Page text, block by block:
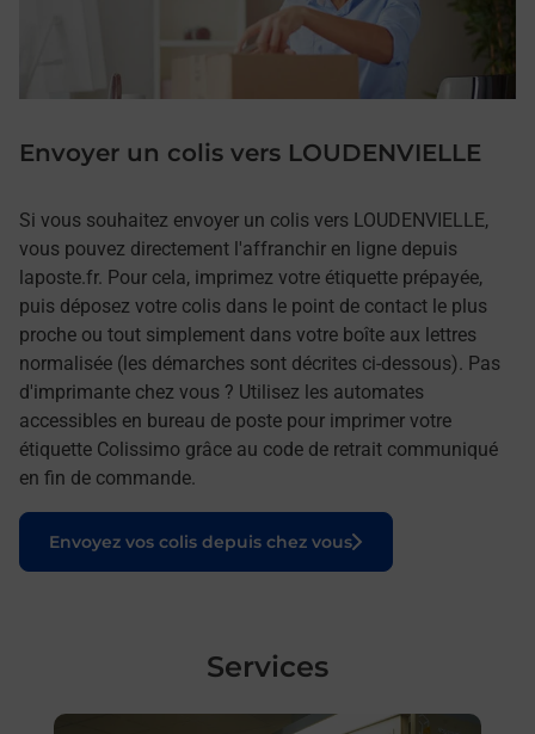
Envoyer un colis vers LOUDENVIELLE
Si vous souhaitez envoyer un colis vers LOUDENVIELLE,
vous pouvez directement l'affranchir en ligne depuis
laposte.fr. Pour cela, imprimez votre étiquette prépayée,
puis déposez votre colis dans le point de contact le plus
proche ou tout simplement dans votre boîte aux lettres
normalisée (les démarches sont décrites ci-dessous). Pas
d'imprimante chez vous ? Utilisez les automates
accessibles en bureau de poste pour imprimer votre
étiquette Colissimo grâce au code de retrait communiqué
en fin de commande.
Envoyez vos colis depuis chez vous
Le lien s'ouvre dans un nouvel onglet
Services
En savoir plus